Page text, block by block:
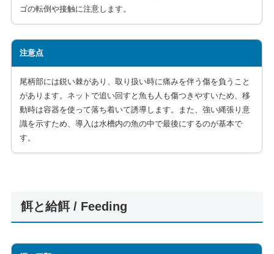
ゴの転倒や接触に注意します。
注意点
尾柄部には鋭い棘があり、取り扱い時に痛みを伴う傷を負うこと
があります。ネットで追い回すと魚も人も傷つきやすいため、移
動時は容器を使って落ち着いて誘導します。また、強い縄張り意
識を示すため、導入は水槽内の魚の中で最後にするのが基本で
す。
餌と給餌 / Feeding